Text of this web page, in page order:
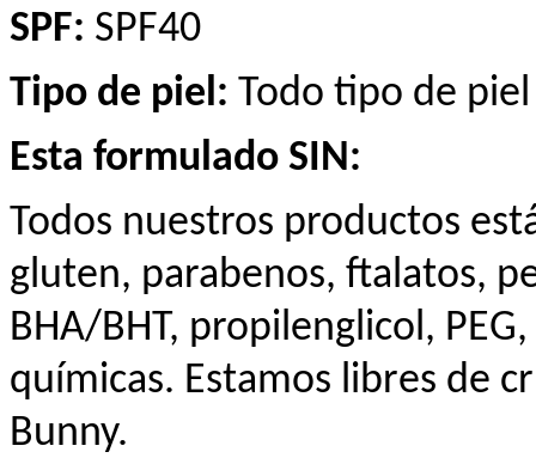
SPF: SPF40
Tipo de piel: Todo tipo de piel
Esta formulado SIN:
Todos nuestros productos
gluten, parabenos, ftalatos,
BHA/BHT, propilenglicol,
químicas. Estamos libres de
Bunny.